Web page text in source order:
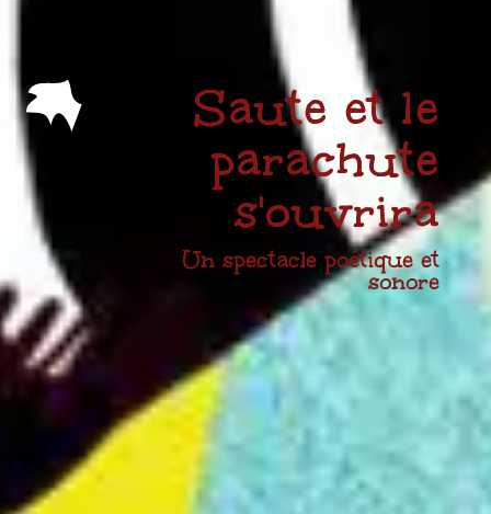
Saute et le
parachute
s'ouvrira
Un spectacle poétique et
sonore